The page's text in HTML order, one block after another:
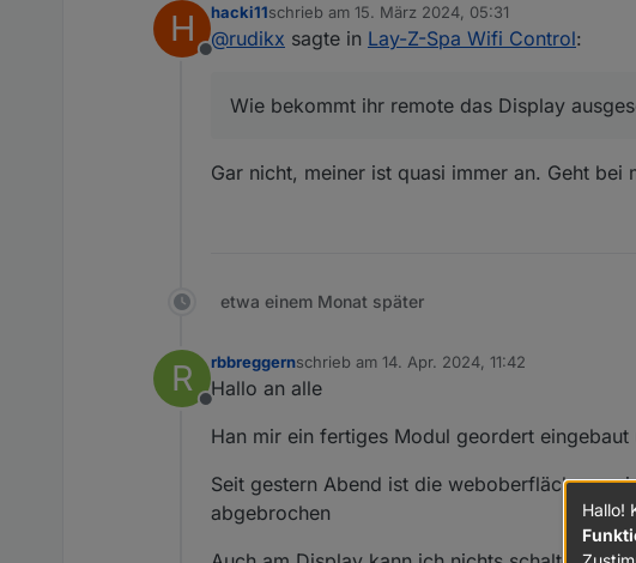
ich habe mir das ganze recht simpel auf
Nur eine Sache habe ich vermutlich nicht
H
Offline
hacki11schrieb am 15. März 2024, 05:31
zuletzt editiert von
@rudikx sagte in Lay-Z-Spa Wifi Control:
Wie bekommt ihr remote das Display
Gar nicht, meiner ist quasi immer an. Geht bei
etwa einem Monat später
R
Offline
rbbreggernschrieb am 14. Apr. 2024, 11:42
zuletzt editiert von
Hallo an alle
Han mir ein fertiges Modul geordert
Seit gestern Abend ist die weboberfläche
abgebrochen
Hallo!